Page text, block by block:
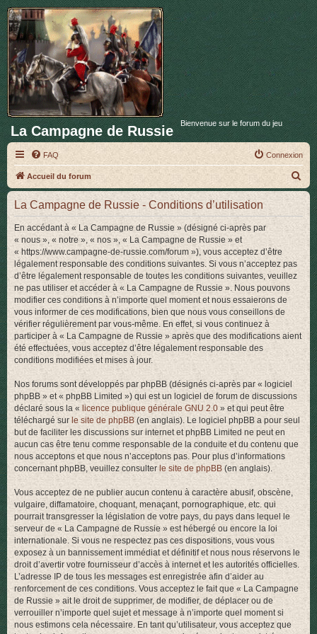
La Campagne de Russie Bienvenue sur le forum du jeu
FAQ Connexion
Accueil du forum
e
c
h
La Campagne de Russie - Conditions d’utilisation
En accédant à « La Campagne de Russie » (désigné ci-après par
« nous », « notre », « nos », « La Campagne de Russie » et
« https://www.campagne-de-russie.com/forum »), vous acceptez d’être
légalement responsable des conditions suivantes. Si vous n’acceptez pas
d’être légalement responsable de toutes les conditions suivantes, veuillez
ne pas utiliser et accéder à « La Campagne de Russie ». Nous pouvons
modifier ces conditions à n’importe quel moment et nous essaierons de
vous informer de ces modifications, bien que nous vous conseillons de
vérifier régulièrement par vous-même. En effet, si vous continuez à
participer à « La Campagne de Russie » après que des modifications aient
été effectuées, vous acceptez d’être légalement responsable des
conditions modifiées et mises à jour.
Nos forums sont développés par phpBB (désignés ci-après par « logiciel
phpBB » et « phpBB Limited ») qui est un logiciel de forum de discussions
déclaré sous la « licence publique générale GNU 2.0 » et qui peut être
téléchargé sur le site de phpBB(en anglais). Le logiciel phpBB a pour seul
but de faciliter les discussions sur internet et phpBB Limited ne peut en
aucun cas être tenu comme responsable de la conduite et du contenu que
nous acceptons et que nous n’acceptons pas. Pour plus d’informations
concernant phpBB, veuillez consulter le site de phpBB (en anglais).
Vous acceptez de ne publier aucun contenu à caractère abusif, obscène,
vulgaire, diffamatoire, choquant, menaçant, pornographique, etc. qui
pourrait transgresser la législation de votre pays, du pays dans lequel le
serveur de « La Campagne de Russie » est hébergé ou encore la loi
internationale. Si vous ne respectez pas ces dispositions, vous vous
exposez à un bannissement immédiat et définitif et nous nous réservons le
droit d’avertir votre fournisseur d’accès à internet et les autorités officielles.
L’adresse IP de tous les messages est enregistrée afin d’aider au
renforcement de ces conditions. Vous acceptez le fait que « La Campagne
de Russie » ait le droit de supprimer, de modifier, de déplacer ou de
verrouiller n’importe quel sujet et message à n’importe quel moment si
nous estimons cela nécessaire. En tant qu’utilisateur, vous acceptez que